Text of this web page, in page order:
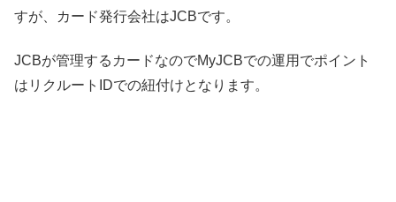
すが、カード発行会社はJCBです。
JCBが管理するカードなのでMyJCBでの運用でポイント
はリクルートIDでの紐付けとなります。